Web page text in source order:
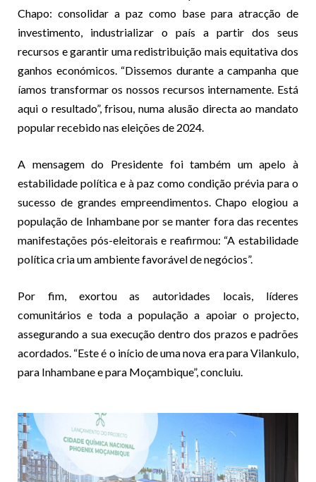
Chapo: consolidar a paz como base para atracção de
investimento, industrializar o país a partir dos seus
recursos e garantir uma redistribuição mais equitativa dos
ganhos económicos. “Dissemos durante a campanha que
íamos transformar os nossos recursos internamente. Está
aqui o resultado”, frisou, numa alusão directa ao mandato
popular recebido nas eleições de 2024.
A mensagem do Presidente foi também um apelo à
estabilidade política e à paz como condição prévia para o
sucesso de grandes empreendimentos. Chapo elogiou a
população de Inhambane por se manter fora das recentes
manifestações pós-eleitorais e reafirmou: “A estabilidade
política cria um ambiente favorável de negócios”.
Por fim, exortou as autoridades locais, líderes
comunitários e toda a população a apoiar o projecto,
assegurando a sua execução dentro dos prazos e padrões
acordados. “Este é o início de uma nova era para Vilankulo,
para Inhambane e para Moçambique”, concluiu.